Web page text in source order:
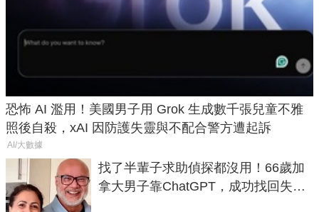
恐怖 AI 濫用！美國男子用 Grok 生成數千張兒童不雅
照後自殺，xAI 因防護失靈與不配合警方遭起訴
AI/大數據
找了半輩子求助偵探都沒用！66歲加
拿大男子靠ChatGPT，成功找回失散